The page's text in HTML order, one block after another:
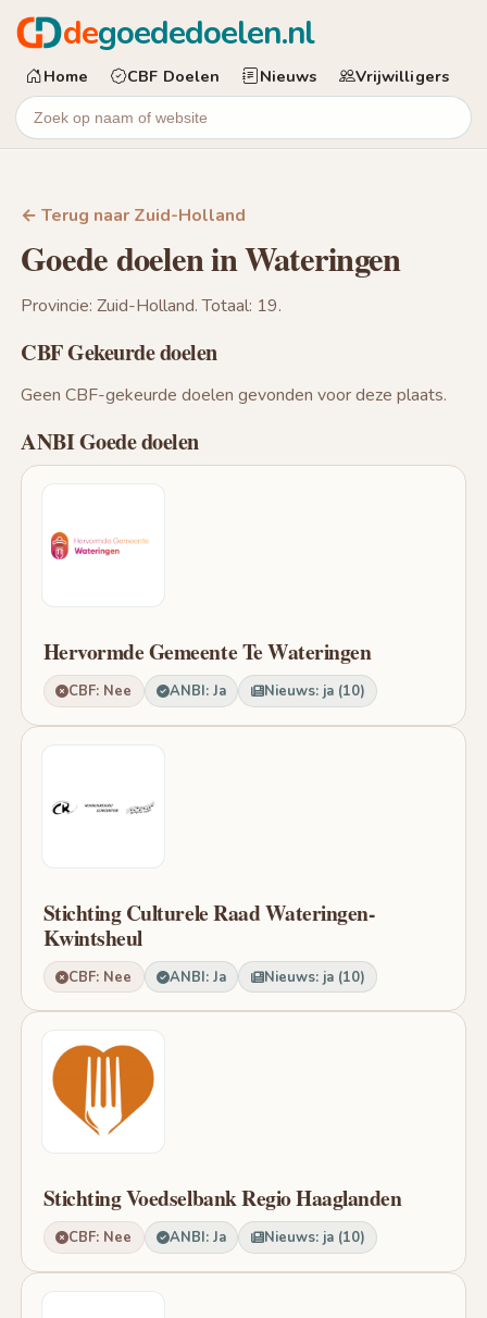
degoededoelen.nl
Home CBF Doelen Nieuws Vrijwilligers
← Terug naar Zuid-Holland
Goede doelen in Wateringen
Provincie: Zuid-Holland. Totaal: 19.
CBF Gekeurde doelen
Geen CBF-gekeurde doelen gevonden voor deze plaats.
ANBI Goede doelen
Hervormde Gemeente Te Wateringen
CBF: Nee ANBI: Ja Nieuws: ja (10)
Stichting Culturele Raad Wateringen-
Kwintsheul
CBF: Nee ANBI: Ja Nieuws: ja (10)
Stichting Voedselbank Regio Haaglanden
CBF: Nee ANBI: Ja Nieuws: ja (10)